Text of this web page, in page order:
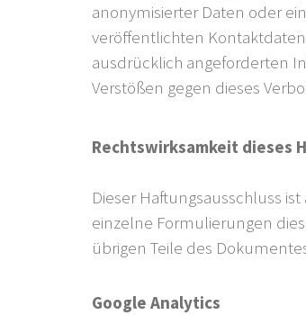
anonymisierter Daten oder
veröffentlichten
ausdrücklich angeforderten
Verstößen gegen dieses
Rechtswirksamkeit dieses
Dieser Haftungsausschluss
einzelne Formulierungen
übrigen Teile des
Google Analytics